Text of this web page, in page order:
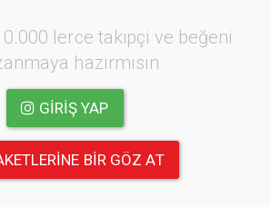
lerce takipçi ve beğeni
hazırmısın
GIRIŞ YAP
BIR GÖZ AT